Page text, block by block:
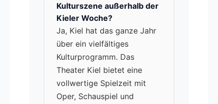
Kulturszene außerhalb der
Kieler Woche?
Ja, Kiel hat das ganze Jahr
über ein vielfältiges
Kulturprogramm. Das
Theater Kiel bietet eine
vollwertige Spielzeit mit
Oper, Schauspiel und